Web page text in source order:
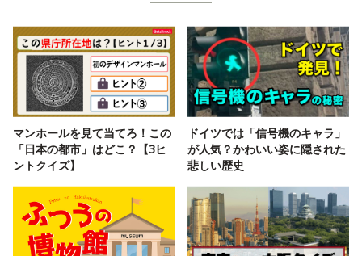
マンホールを見て当てろ！この
「日本の都市」はどこ？【3ヒ
ントクイズ】
ドイツでは「信号機のキャラ」
が人気？かわいい姿に隠された
悲しい歴史